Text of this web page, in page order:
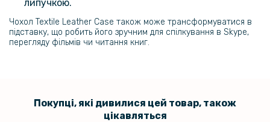
липучкою.
Чохол Textile Leather Case також може трансформуватися в
підставку, що робить його зручним для спілкування в Skype,
перегляду фільмів чи читання книг.
Покупці, які дивилися цей товар, також
цікавляться